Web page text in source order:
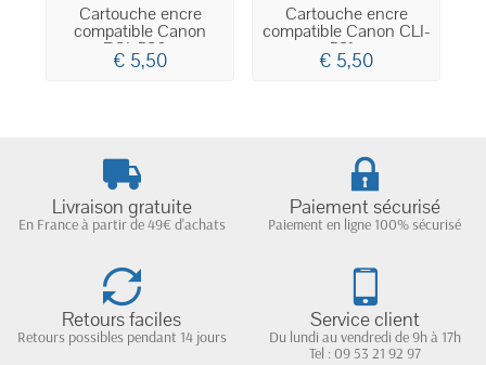
Cartouche encre
compatible Canon
PGI-580...
€ 5,50
Cartouche encre
compatible Canon CLI-
581...
€ 5,50
Livraison gratuite
En France à partir de 49€ d'achats
Paiement sécurisé
Paiement en ligne 100% sécurisé
Retours faciles
Retours possibles pendant 14 jours
Service client
Du lundi au vendredi de 9h à 17h
Tel : 09 53 21 92 97